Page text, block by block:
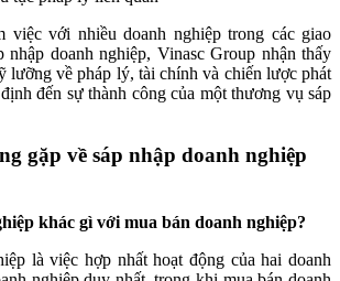
việc với nhiều doanh nghiệp trong các giao
nhập doanh nghiệp, Vinasc Group nhận thấy
lưỡng về pháp lý, tài chính và chiến lược phát
đến sự thành công của một thương vụ sáp
gặp về sáp nhập doanh nghiệp
khác gì với mua bán doanh nghiệp?
là việc hợp nhất hoạt động của hai doanh